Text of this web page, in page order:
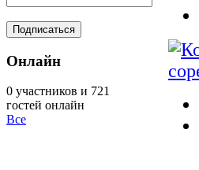
Онлайн
0 участников и 721
гостей онлайн
Все